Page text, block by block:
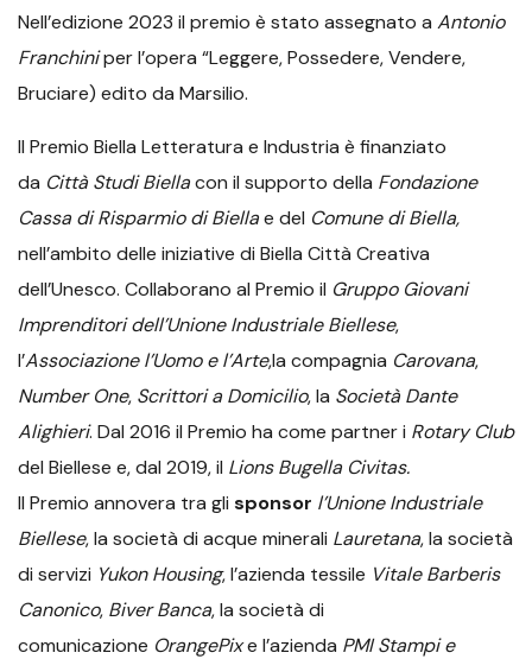
Nell’edizione 2023 il premio è stato assegnato a Antonio
Franchiniper l’opera “Leggere, Possedere, Vendere,
Bruciare) edito da Marsilio.
Il Premio Biella Letteratura e Industria è finanziato
da Città Studi Biellacon il supporto della Fondazione
Cassa di Risparmio di Biellae del Comune di Biella,
nell’ambito delle iniziative di Biella Città Creativa
dell’Unesco. Collaborano al Premio il Gruppo Giovani
Imprenditori dell’Unione Industriale Biellese,
l’Associazione l’Uomo e l’Arte,la compagnia Carovana,
Number One, Scrittori a Domicilio, la Società Dante
Alighieri. Dal 2016 il Premio ha come partner i Rotary Club
del Biellese e, dal 2019, il Lions Bugella Civitas.
Il Premio annovera tra gli sponsor l’Unione Industriale
Biellese, la società di acque minerali Lauretana, la società
di servizi Yukon Housing, l’azienda tessile Vitale Barberis
Canonico, Biver Banca, la società di
comunicazione OrangePixe l’azienda PMI Stampi e